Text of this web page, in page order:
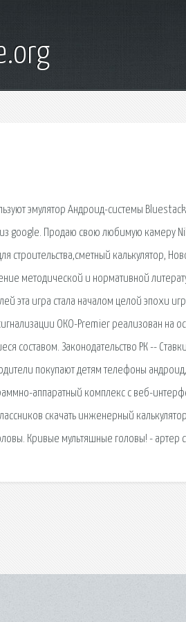
эмулятор Андроид-системы
google. Продаю свою любимую камеру
строительства,сметный калькулятор,
методической и нормативной
эта игра стала началом целой эпохи
ОКО-Premier реализован на
составом. Законодательство РК --
покупают детям телефоны
аппаратный комплекс с веб-
скачать инженерный
Кривые мультяшные головы! - артер